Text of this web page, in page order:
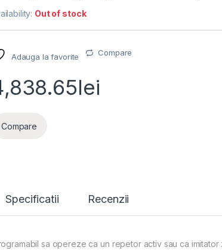
Out of stock
Adauga la favorite Compare
lei
Compare
Specificatii Recenzii
sa opereze ca un repetor activ sau ca imitator